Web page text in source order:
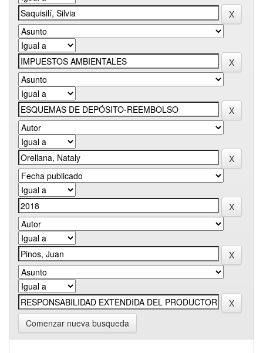
Comenzar nueva busqueda